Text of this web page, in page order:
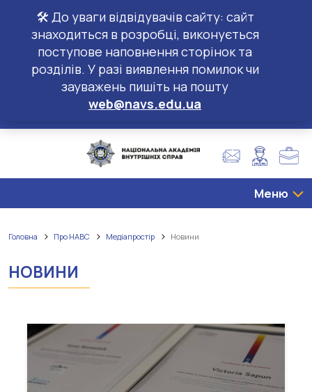
🛠️ До уваги відвідувачів сайту: сайт
знаходиться в розробці, виконується
поступове наповнення сторінок та
розділів. У разі виявлення помилок чи
зауважень пишіть на пошту
web@navs.edu.ua
Меню
Головна Про НАВС Медіапростір Новини
НОВИНИ